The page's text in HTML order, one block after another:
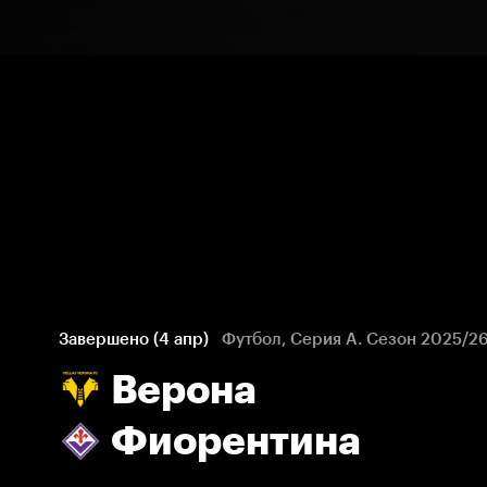
Завершено (4 апр) Футбол, Серия А. Сезон 2025/
Верона
Фиорентина